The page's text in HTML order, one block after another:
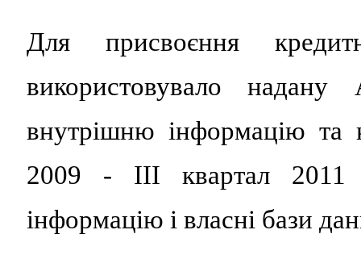
Для присвоєння
використовувало
внутрішню інформацію та
2009 - ІІІ квартал
інформацію і власні бази